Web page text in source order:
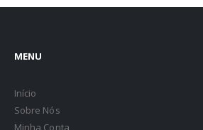
MENU
Início
Sobre Nós
Minha Conta